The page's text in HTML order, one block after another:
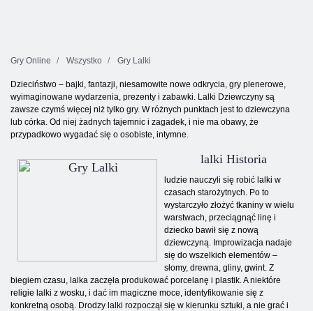
Gry Online Wszystko Gry Lalki
Dzieciństwo – bajki, fantazji, niesamowite nowe odkrycia, gry plenerowe,
wyimaginowane wydarzenia, prezenty i zabawki. Lalki Dziewczyny są
zawsze czymś więcej niż tylko gry. W różnych punktach jest to dziewczyna
lub córka. Od niej żadnych tajemnic i zagadek, i nie ma obawy, że
przypadkowo wygadać się o osobiste, intymne.
lalki Historia
ludzie nauczyli się robić lalki w
czasach starożytnych. Po to
wystarczyło złożyć tkaniny w wielu
warstwach, przeciągnąć linę i
dziecko bawił się z nową
dziewczyną. Improwizacja nadaje
się do wszelkich elementów –
słomy, drewna, gliny, gwint. Z
biegiem czasu, lalka zaczęła produkować porcelanę i plastik. A niektóre
religie lalki z wosku, i dać im magiczne moce, identyfikowanie się z
konkretną osobą. Drodzy lalki rozpoczął się w kierunku sztuki, a nie grać i